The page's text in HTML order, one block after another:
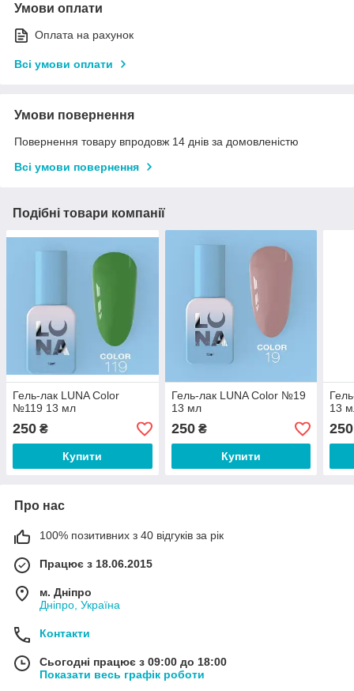
Умови оплати
Оплата на рахунок
Всі умови оплати
Умови повернення
Повернення товару впродовж 14 днів за домовленістю
Всі умови повернення
Подібні товари компанії
Гель-лак LUNA Color
№119 13 мл
250 ₴
Купити
Гель-лак LUNA Color №19
13 мл
250₴
Купити
13
250
Про нас
100% позитивних з 40 відгуків за рік
Працює з 18.06.2015
м. Дніпро
Дніпро, Україна
Контакти
Сьогодні працює з 09:00 до 18:00
Показати весь графік роботи